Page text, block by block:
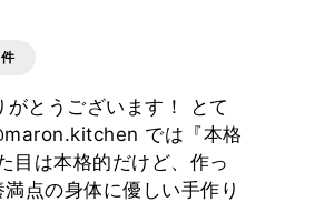
とうございます！ とて
では『本格
目は本格的だけど、作っ
点の身体に優しい手作り